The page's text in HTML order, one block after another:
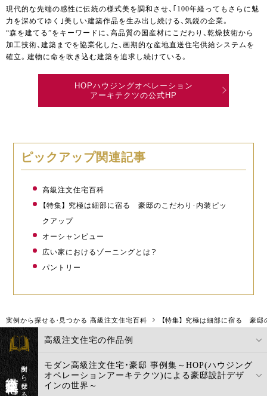
現代的な先端の感性に伝統の様式美を調和させ、｢100年経ってもさらに魅
力を深めてゆく｣美しい建築作品を生み出し続ける、気鋭の企業。
“森を建てる”をキーワードに、高品質の国産材にこだわり、乾燥技術から
加工技術、建築までを協業化した、画期的な産地直送住宅供給システムを
確立。建物に命を吹き込む建築を追求し続けている。
HOPハウジングオペレーション
アーキテクツの公式HP
ピックアップ関連記事
高級注文住宅百科
【特集】 究極は細部に宿る 豪邸のこだわり・内装ピッ
クアップ
オーシャンビュー
広い家におけるゾーニングとは？
パントリー
実例から探せる・見つかる 高級注文住宅百科 【特集】 究極は細部に宿る 豪邸
高級注文住宅百科
高級注文住宅の作品例
モダン高級注文住宅・豪邸 事例集～HOP(ハウジング
オペレーションアーキテクツ)による豪邸設計デザ
インの世界～